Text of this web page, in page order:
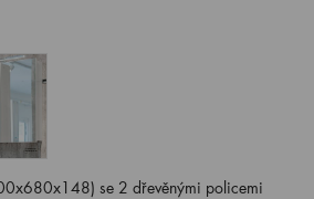
se 2 dřevěnými policemi